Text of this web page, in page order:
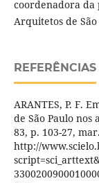
coordenadora da
Arquitetos de São
REFERÊNCIAS
ARANTES, P. F.
de São Paulo nos
83, p. 103-27,
http://